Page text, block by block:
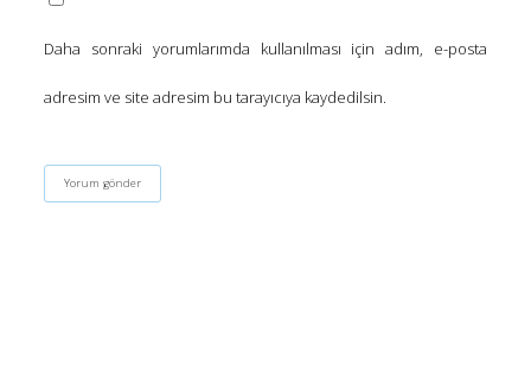
Daha sonraki yorumlarımda kullanılması için adım, e-posta
adresim ve site adresim bu tarayıcıya kaydedilsin.